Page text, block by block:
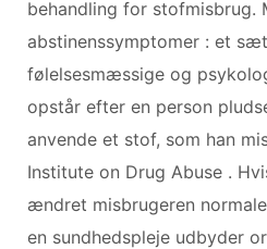
behandling for stofmisbrug.
abstinenssymptomer : et
følelsesmæssige og
opstår efter en person
anvende et stof, som han
Institute on Drug Abuse .
ændret misbrugeren
en sundhedspleje udbyder